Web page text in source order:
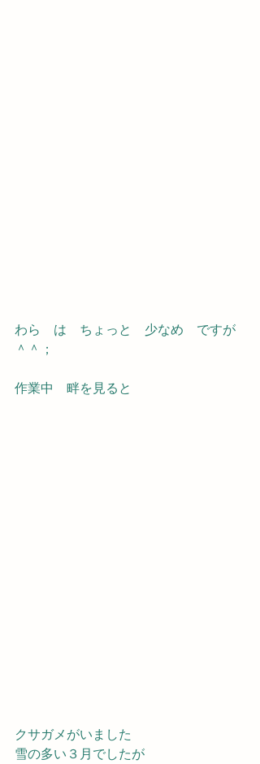
わら　は　ちょっと　少なめ　ですが
＾＾；
作業中　畔を見ると
クサガメがいました
雪の多い３月でしたが